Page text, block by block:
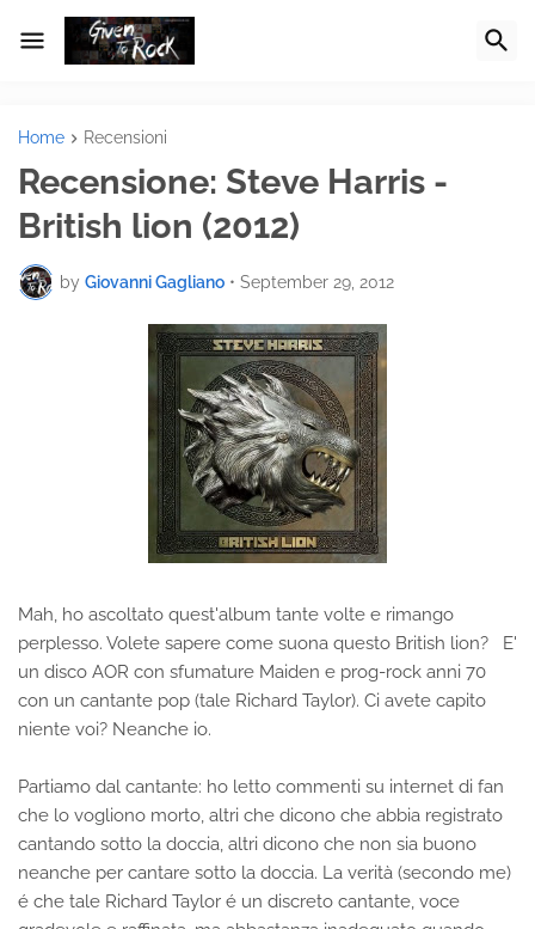
Home Recensioni
Recensione: Steve Harris -
British lion (2012)
by Giovanni Gagliano • September 29, 2012
Mah, ho ascoltato quest'album tante volte e rimango
perplesso. Volete sapere come suona questo British lion? E'
un disco AOR con sfumature Maiden e prog-rock anni 70
con un cantante pop (tale Richard Taylor). Ci avete capito
niente voi? Neanche io.
Partiamo dal cantante: ho letto commenti su internet di fan
che lo vogliono morto, altri che dicono che abbia registrato
cantando sotto la doccia, altri dicono che non sia buono
neanche per cantare sotto la doccia. La verità (secondo me)
é che tale Richard Taylor é un discreto cantante, voce